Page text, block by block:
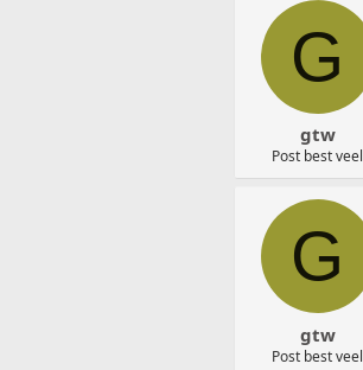
G
gtw
Post best veel
G
gtw
Post best veel